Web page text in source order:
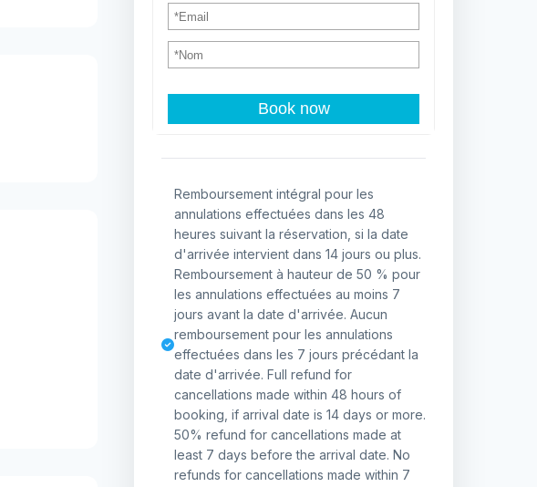
Book now
Remboursement intégral pour les
annulations effectuées dans les 48
heures suivant la réservation, si la date
d'arrivée intervient dans 14 jours ou plus.
Remboursement à hauteur de 50 % pour
les annulations effectuées au moins 7
jours avant la date d'arrivée. Aucun
remboursement pour les annulations
effectuées dans les 7 jours précédant la
date d'arrivée. Full refund for
cancellations made within 48 hours of
booking, if arrival date is 14 days or more.
50% refund for cancellations made at
least 7 days before the arrival date. No
refunds for cancellations made within 7